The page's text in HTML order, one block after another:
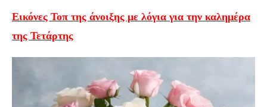
Εικόνες Τοπ της άνοιξης με λόγια για την καλημέρα
της Τετάρτης